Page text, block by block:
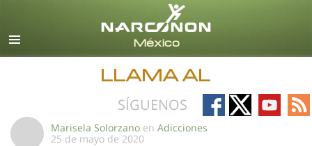
Español
Todas las Regiones/Idiomas
LLAMA AL
SÍGUENOS
Follow
on
Follow
on
Follow
on
on
Marisela Solorzano en Adicciones
25 de mayo de 2020